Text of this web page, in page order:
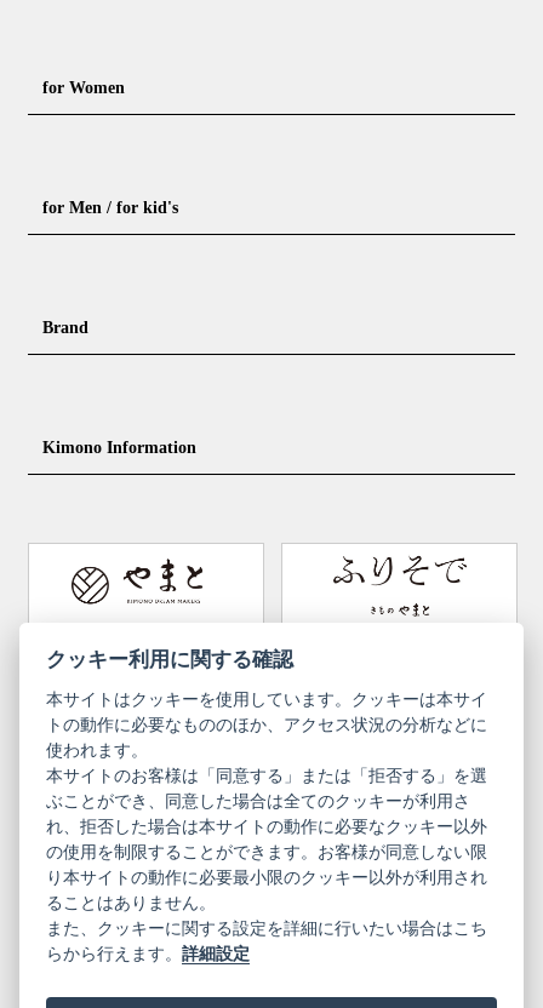
for Women
Casual kimono Outerwear
Footwear ＆ bag
Convenient item Machining options
Obi (made in Okinawa)
for Men / for kid's
Men's Yukata Obi for men
Brand
Y. & SONS THE YARD
Kimono Information
Yamato Brand Website
Newsletter User Guide
Privacy Policy Inquiries
Information Pursuant to the Act on
Specified Commercial Transactions Terms of Use
English Japanese
クッキー利用に関する確認
本サイトはクッキーを使用しています。クッキーは本サイ
トの動作に必要なもののほか、アクセス状況の分析などに
使われます。
本サイトのお客様は「同意する」または「拒否する」を選
ぶことができ、同意した場合は全てのクッキーが利用さ
れ、拒否した場合は本サイトの動作に必要なクッキー以外
の使用を制限することができます。お客様が同意しない限
り本サイトの動作に必要最小限のクッキー以外が利用され
ることはありません。
また、クッキーに関する設定を詳細に行いたい場合はこち
らから行えます。詳細設定